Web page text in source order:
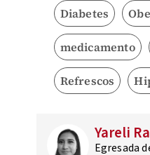
Diabetes
medicamento
Refrescos
Yareli
Egresada